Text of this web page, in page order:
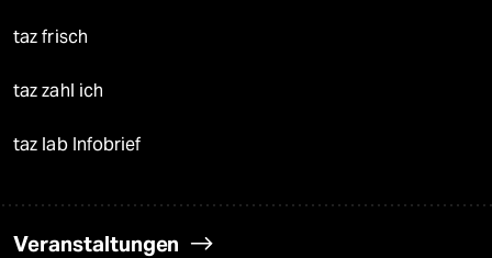
taz frisch
taz zahl ich
taz lab Infobrief
Veranstaltungen